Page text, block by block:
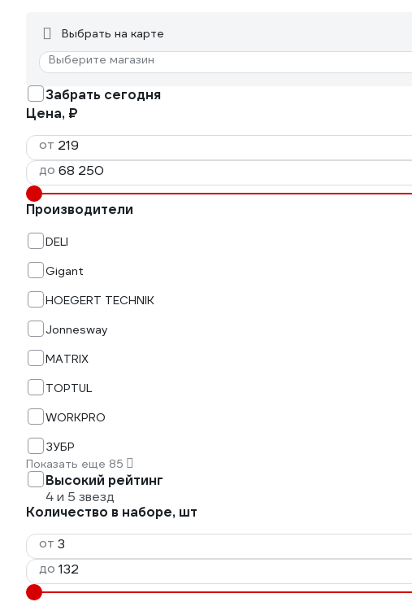
Выбрать на карте
Выберите магазин
Забрать сегодня
Цена, ₽
от
до
Производители
DELI
Gigant
HOEGERT TECHNIK
Jonnesway
MATRIX
TOPTUL
WORKPRO
ЗУБР
Показать еще 85
Высокий рейтинг
4 и 5 звезд
Количество в наборе, шт
от
до